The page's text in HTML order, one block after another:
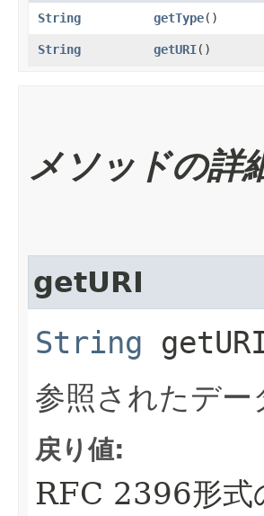
String getType()
String
getURI()
メソッドの詳
getURI
String
参照されたデ
戻り値:
RFC 2396形式